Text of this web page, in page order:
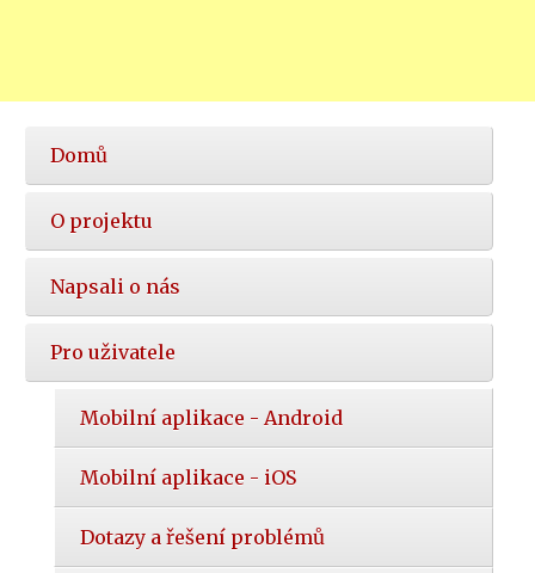
Hlavní
nabídka
Domů
O projektu
Napsali o nás
Pro uživatele
Mobilní aplikace - Android
Mobilní aplikace - iOS
Dotazy a řešení problémů